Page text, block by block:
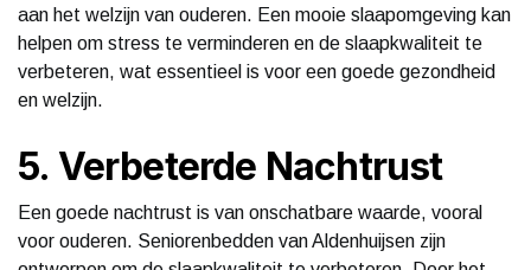
aan het welzijn van ouderen. Een mooie slaapomgeving kan
helpen om stress te verminderen en de slaapkwaliteit te
verbeteren, wat essentieel is voor een goede gezondheid
en welzijn.
5. Verbeterde Nachtrust
Een goede nachtrust is van onschatbare waarde, vooral
voor ouderen. Seniorenbedden van Aldenhuijsen zijn